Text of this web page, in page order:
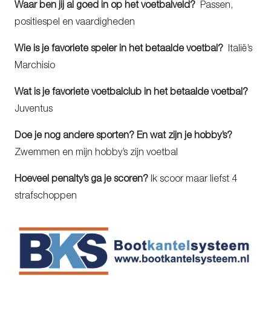
Waar ben jij al goed in op het voetbalveld? Passen,
positiespel en vaardigheden
Wie is je favoriete speler in het betaalde voetbal? Italië’s
Marchisio
Wat is je favoriete voetbalclub in het betaalde voetbal?
Juventus
Doe je nog andere sporten? En wat zijn je hobby’s?
Zwemmen en mijn hobby’s zijn voetbal
Hoeveel penalty’s ga je scoren? Ik scoor maar liefst 4
strafschoppen